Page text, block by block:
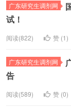
广东研究生调剂网
试！
阅读(822) 赞 (1)
广东研究生调剂网
告
阅读(589) 赞 (0)